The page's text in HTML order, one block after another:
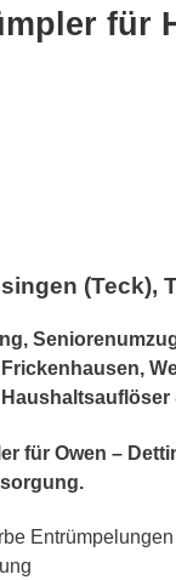
für
(Teck),
für Owen –
Entrümpelungen